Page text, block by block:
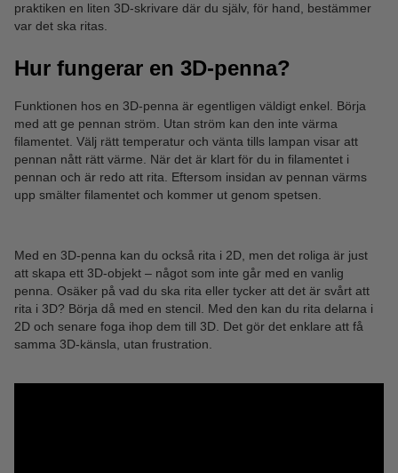
praktiken en liten 3D-skrivare där du själv, för hand, bestämmer
var det ska ritas.
Hur fungerar en 3D-penna?
Funktionen hos en 3D-penna är egentligen väldigt enkel. Börja
med att ge pennan ström. Utan ström kan den inte värma
filamentet. Välj rätt temperatur och vänta tills lampan visar att
pennan nått rätt värme. När det är klart för du in filamentet i
pennan och är redo att rita. Eftersom insidan av pennan värms
upp smälter filamentet och kommer ut genom spetsen.
Med en 3D-penna kan du också rita i 2D, men det roliga är just
att skapa ett 3D-objekt – något som inte går med en vanlig
penna. Osäker på vad du ska rita eller tycker att det är svårt att
rita i 3D? Börja då med en stencil. Med den kan du rita delarna i
2D och senare foga ihop dem till 3D. Det gör det enklare att få
samma 3D-känsla, utan frustration.